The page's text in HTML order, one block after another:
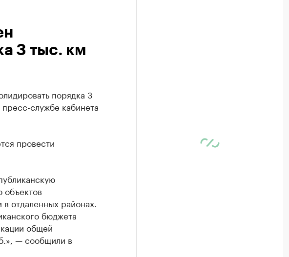
3 тыс. км
порядка 3
службе кабинета
провести
объектов
отдаленных районах.
бюджета
общей
— сообщили в